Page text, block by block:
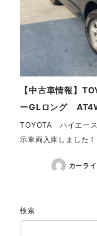
【中古車情報】
ーGLロング
TOYOTA ハイエー
示車両入庫しました
カーラ
検索